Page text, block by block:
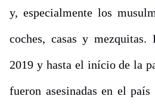
y, especialmente los
coches, casas y mezquitas.
2019 y hasta el início de la
fueron asesinadas en el